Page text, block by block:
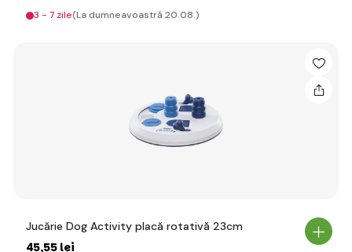
3 - 7 zile(La dumneavoastră 20.08.)
Jucărie Dog Activity placă rotativă 23cm
45,55 lei